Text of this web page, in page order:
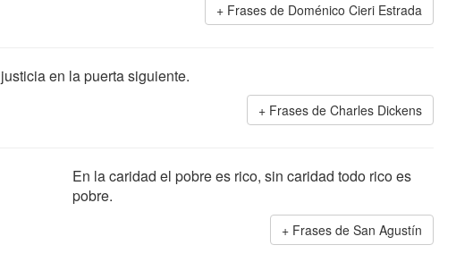
Frases de Doménico Cieri Estrada
en la puerta siguiente.
Frases de Charles Dickens
En la caridad el pobre es rico, sin caridad todo rico es
pobre.
Frases de San Agustín